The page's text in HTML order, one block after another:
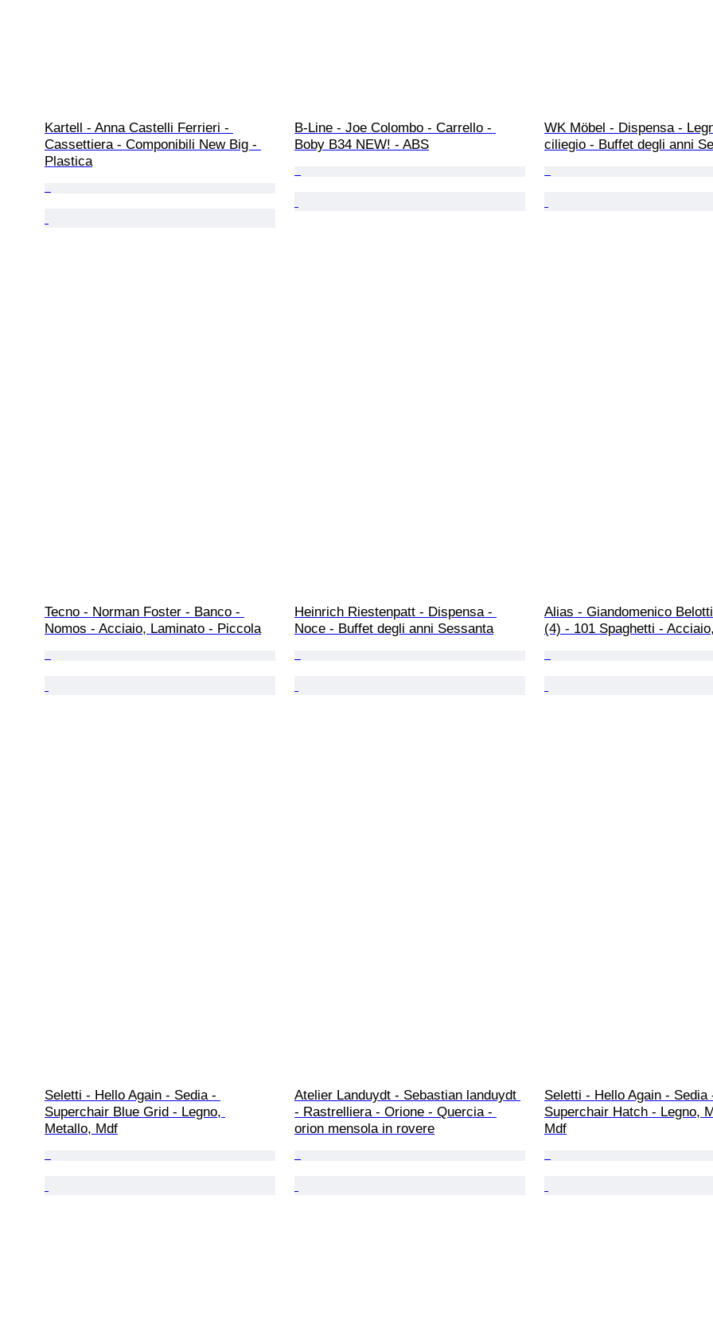
Kartell - Anna Castelli Ferrieri -
Cassettiera - Componibili New Big -
Plastica
B-Line - Joe Colombo - Carrello -
Boby B34 NEW! - ABS
WK Möbel - Dispensa -
ciliegio - Buffet degli anni
Tecno - Norman Foster - Banco -
Nomos - Acciaio, Laminato - Piccola
Heinrich Riestenpatt - Dispensa -
Noce - Buffet degli anni Sessanta
Alias - Giandomenico
(4) - 101 Spaghetti -
Seletti - Hello Again - Sedia -
Superchair Blue Grid - Legno,
Metallo, Mdf
Atelier Landuydt - Sebastian landuydt
- Rastrelliera - Orione - Quercia -
orion mensola in rovere
Seletti - Hello Again - Sedia
Superchair Hatch - Legno,
Mdf